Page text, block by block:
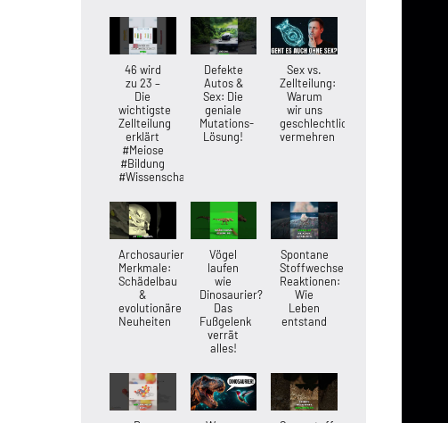
46 wird
zu 23 –
Die
wichtigste
Zellteilung
erklärt
#Meiose
#Bildung
#Wissenschaft
Defekte
Autos &
Sex: Die
geniale
Mutations-
Lösung!
Sex vs.
Zellteilung:
Warum
wir uns
geschlechtlich
vermehren
Archosaurier-
Merkmale:
Schädelbau
&
evolutionäre
Neuheiten
Vögel
laufen
wie
Dinosaurier?
Das
Fußgelenk
verrät
alles!
Spontane
Stoffwechsel-
Reaktionen:
Wie
Leben
entstand